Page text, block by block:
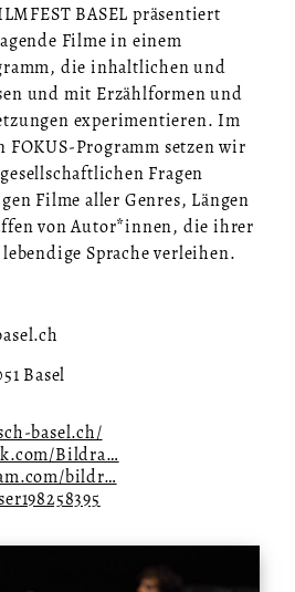
BASEL präsentiert
Filme in einem
die inhaltlichen und
und mit Erzählformen und
experimentieren. Im
Programm setzen wir
Fragen
Filme aller Genres, Längen
von Autor*innen, die ihrer
Sprache verleihen.
Basel
basel.ch/
Bildra…
bildr…